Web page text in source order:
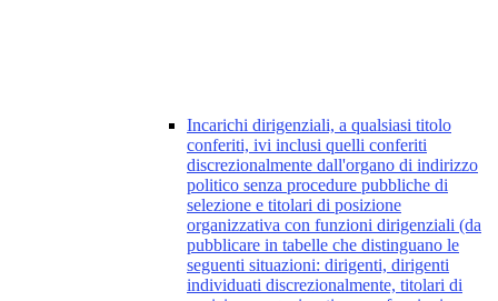
Incarichi dirigenziali, a qualsiasi titolo
conferiti, ivi inclusi quelli conferiti
discrezionalmente dall'organo di indirizzo
politico senza procedure pubbliche di
selezione e titolari di posizione
organizzativa con funzioni dirigenziali (da
pubblicare in tabelle che distinguano le
seguenti situazioni: dirigenti, dirigenti
individuati discrezionalmente, titolari di